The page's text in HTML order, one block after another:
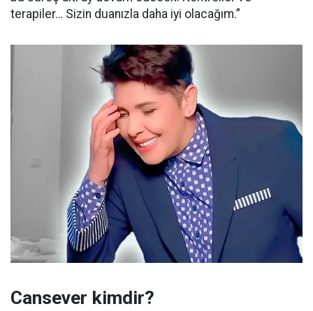
terapiler… Sizin duanızla daha iyi olacağım.”
Cansever kimdir?